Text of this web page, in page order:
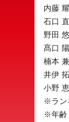
内藤
石口
野田
髙口
楠本
井伊
小野
※ラン
※年齢